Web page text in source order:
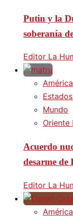
Putin y la
soberanía
Editor La
Mundo
Oriente
Acuerdo
desarme
Editor La